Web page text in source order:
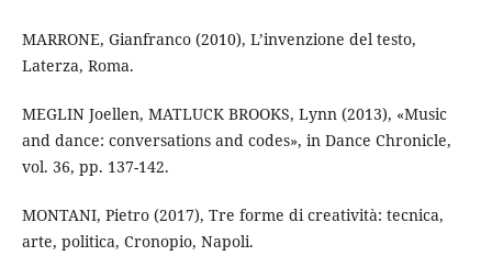
MARRONE, Gianfranco (2010), L’invenzione del testo,
Laterza, Roma.
MEGLIN Joellen, MATLUCK BROOKS, Lynn (2013), «Music
and dance: conversations and codes», in Dance Chronicle,
vol. 36, pp. 137-142.
MONTANI, Pietro (2017), Tre forme di creatività: tecnica,
arte, politica, Cronopio, Napoli.